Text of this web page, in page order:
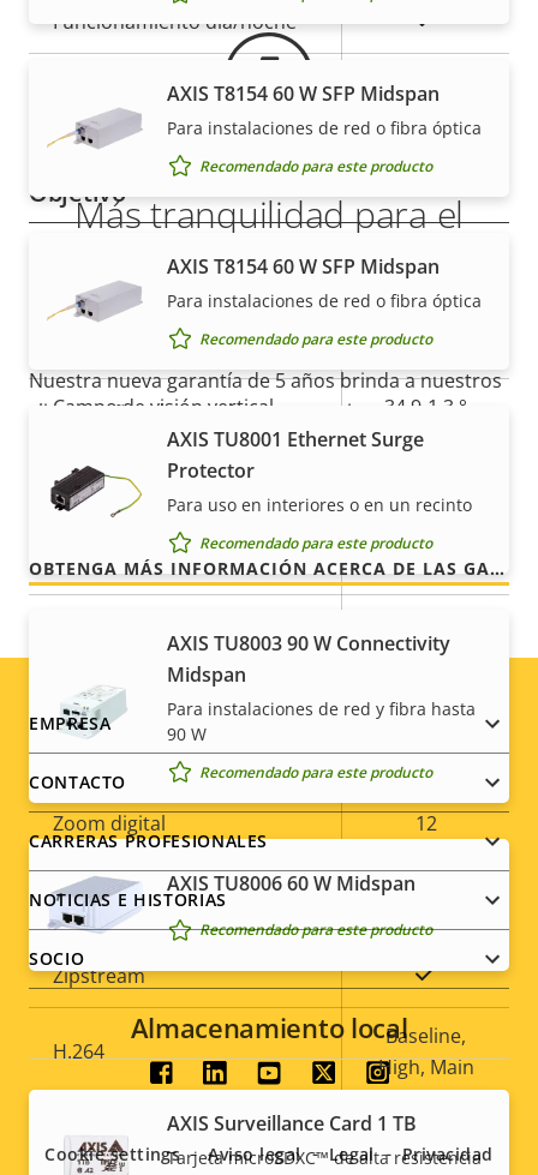
Funcionamiento día/noche Sí
Estabilización electrónica de
imagen
Objetivo
propiedad
Valor de
la
Longitud focal
4.3 - 137.6
mm
Campo de visión horizontal 58.3-2.4 °
Campo de visión vertical 34.9-1.3 °
Movimiento horizontal/vertical y zoom
de
propiedad
Valor de
la
propiedad
Rango de movimiento
horizontal
360 endless
Ronda de vigilancia
position tour
32
Zoom digital 12
Compresión
Descripción
de
propiedad
Valor de
la
propiedad
Zipstream Sí
H.264
Baseline,
High, Main
AXIS T8154 60 W SFP Midspan
Para instalaciones de red o fibra óptica
Recomendado para este producto
AXIS T8154 60 W SFP Midspan
Para instalaciones de red o fibra óptica
Recomendado para este producto
AXIS TU8001 Ethernet Surge
Protector
Para uso en interiores o en un recinto
Recomendado para este producto
AXIS TU8003 90 W Connectivity
Midspan
Para instalaciones de red y fibra hasta
90 W
Recomendado para este producto
AXIS TU8006 60 W Midspan
Recomendado para este producto
Almacenamiento local
AXIS Surveillance Card 1 TB
Tarjeta microSDXC™ de alta resistencia
Más tranquilidad para el
cliente con una garantía de 5
años
Nuestra nueva garantía de 5 años brinda a nuestros
clientes años de uso sin preocupaciones y un
control de los costes. Y no hay sorpresas ocultas en
la factura, lo que prometemos es exactamente lo
que recibe.
OBTENGA MÁS INFORMACIÓN ACERCA DE LAS GARANTÍAS DE AXIS
Footer
menu
EMPRESA
CONTACTO
CARRERAS PROFESIONALES
NOTICIAS E HISTORIAS
SOCIO
Social
menu
Cookie settings Aviso legal Legal Privacidad